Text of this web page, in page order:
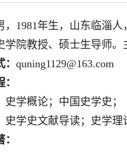
，1981年生，山东临淄
学院教授、硕士生导师。
quning1129@163.com
史学概论；中国史学史
史学史文献导读；史学理